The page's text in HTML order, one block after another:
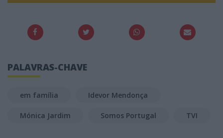
PALAVRAS-CHAVE
em família Idevor Mendonça
Mónica Jardim Somos Portugal TVI